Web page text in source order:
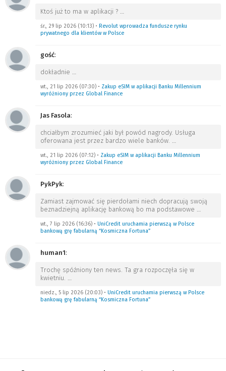
Ktoś już to ma w aplikacji ? …
śr., 29 lip 2026 (10:13) • Revolut wprowadza fundusze rynku
prywatnego dla klientów w Polsce
gość:
dokładnie …
wt., 21 lip 2026 (07:30) • Zakup eSIM w aplikacji Banku Millennium
wyróżniony przez Global Finance
Jas Fasola:
chciałbym zrozumieć jaki był powód nagrody. Usługa
oferowana jest przez bardzo wiele banków. …
wt., 21 lip 2026 (07:12) • Zakup eSIM w aplikacji Banku Millennium
wyróżniony przez Global Finance
PykPyk:
Zamiast zajmować się pierdołami niech dopracują swoją
beznadziejną aplikację bankową bo ma podstawowe …
wt., 7 lip 2026 (16:36) • UniCredit uruchamia pierwszą w Polsce
bankową grę fabularną “Kosmiczna Fortuna”
human1:
Trochę spóźniony ten news. Ta gra rozpoczęła się w
kwietniu. …
niedz., 5 lip 2026 (20:03) • UniCredit uruchamia pierwszą w Polsce
bankową grę fabularną “Kosmiczna Fortuna”